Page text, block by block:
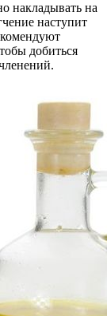
накладывать на
наступит
добиться